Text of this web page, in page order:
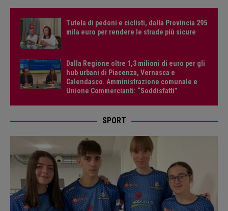
Tutela di pedoni e ciclisti, dalla Provincia 295
mila euro per rendere le strade più sicure
Dalla Regione oltre 1,3 milioni di euro per gli
hub urbani di Piacenza, Vernasca e
Calendasco. Amministrazione comunale e
Unione Commercianti: “Soddisfatti”
SPORT